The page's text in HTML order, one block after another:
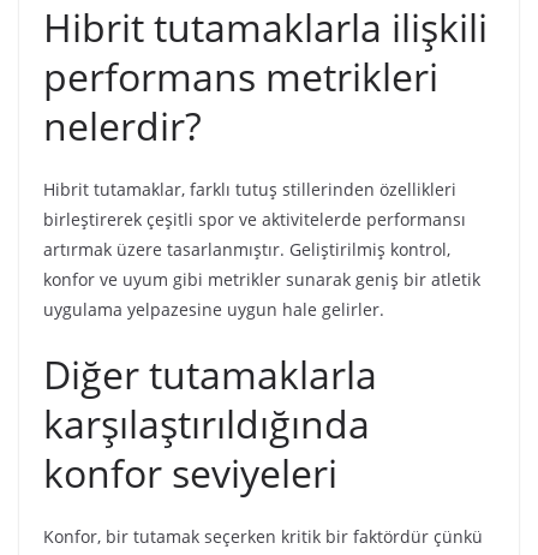
Hibrit tutamaklarla ilişkili
performans metrikleri
nelerdir?
Hibrit tutamaklar, farklı tutuş stillerinden özellikleri
birleştirerek çeşitli spor ve aktivitelerde performansı
artırmak üzere tasarlanmıştır. Geliştirilmiş kontrol,
konfor ve uyum gibi metrikler sunarak geniş bir atletik
uygulama yelpazesine uygun hale gelirler.
Diğer tutamaklarla
karşılaştırıldığında
konfor seviyeleri
Konfor, bir tutamak seçerken kritik bir faktördür çünkü